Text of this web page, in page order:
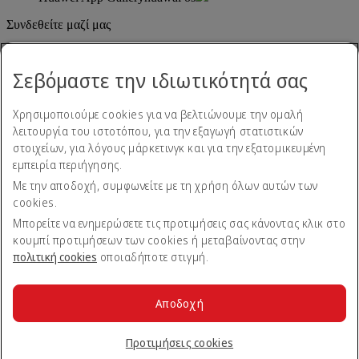
Συνδεθείτε μαζί μας
Δήλωση προσβασιμότητας
Επικοινωνήστε μαζί μας
Πολιτική απορρήτου
Όροι και προϋποθέσεις
Πολιτική cookies
Ασφάλεια στον κυβερνοχώρο
© 2026 Όμιλος Emirates. Με την επιφύλαξη παντός δικαιώματος.
Σεβόμαστε την ιδιωτικότητά σας
Χρησιμοποιούμε cookies για να βελτιώνουμε την ομαλή
λειτουργία του ιστοτόπου, για την εξαγωγή στατιστικών
στοιχείων, για λόγους μάρκετινγκ και για την εξατομικευμένη
εμπειρία περιήγησης.
Με την αποδοχή, συμφωνείτε με τη χρήση όλων αυτών των
cookies.
Μπορείτε να ενημερώσετε τις προτιμήσεις σας κάνοντας κλικ στο
κουμπί προτιμήσεων των cookies ή μεταβαίνοντας στην
πολιτική cookies οποιαδήποτε στιγμή.
Προτιμήσεις cookies
Αποδοχή